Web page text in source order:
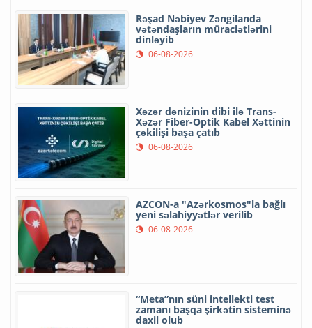
Rəşad Nəbiyev Zəngilanda
vətəndaşların müraciətlərini
dinləyib
06-08-2026
Xəzər dənizinin dibi ilə Trans-
Xəzər Fiber-Optik Kabel Xəttinin
çəkilişi başa çatıb
06-08-2026
AZCON-a "Azərkosmos"la bağlı
yeni səlahiyyətlər verilib
06-08-2026
“Meta”nın süni intellekti test
zamanı başqa şirkətin sisteminə
daxil olub